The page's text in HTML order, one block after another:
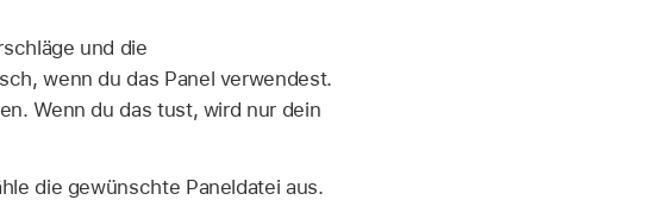
und die
wenn du das Panel verwendest.
Wenn du das tust, wird nur dein
die gewünschte Paneldatei aus.